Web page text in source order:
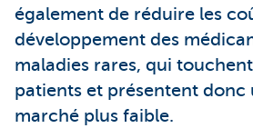
également de réduire les
développement des
maladies rares, qui
patients et présentent donc
marché plus faible.